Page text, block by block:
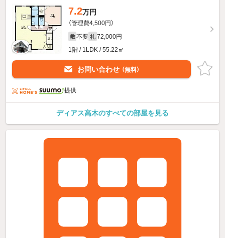
7.2万円
（管理費4,500円）
敷 不要 礼 72,000円
1階 / 1LDK / 55.22㎡
お問い合わせ （無料）
提供
ディアス高木のすべての部屋を見る